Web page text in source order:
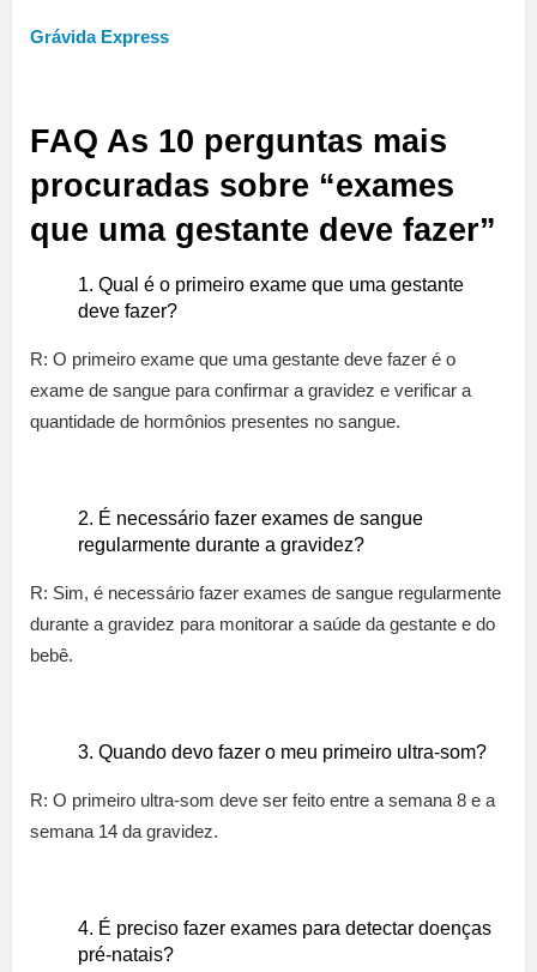
Grávida Express
FAQ As 10 perguntas mais
procuradas sobre “exames
que uma gestante deve fazer”
Qual é o primeiro exame que uma gestante
deve fazer?
R: O primeiro exame que uma gestante deve fazer é o
exame de sangue para confirmar a gravidez e verificar a
quantidade de hormônios presentes no sangue.
É necessário fazer exames de sangue
regularmente durante a gravidez?
R: Sim, é necessário fazer exames de sangue regularmente
durante a gravidez para monitorar a saúde da gestante e do
bebê.
Quando devo fazer o meu primeiro ultra-som?
R: O primeiro ultra-som deve ser feito entre a semana 8 e a
semana 14 da gravidez.
É preciso fazer exames para detectar doenças
pré-natais?